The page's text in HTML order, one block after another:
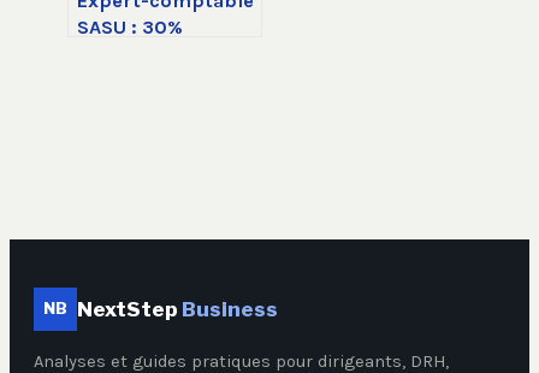
SASU : 30%
NB NextStep Business
Analyses et guides pratiques pour dirigeants, DRH,